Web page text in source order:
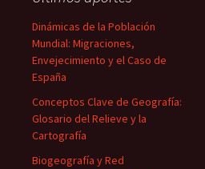
Dinámicas de la Población
Mundial: Migraciones,
Envejecimiento y el Caso de
España
Conceptos Clave de Geografía:
Glosario del Relieve y la
Cartografía
Biogeografía y Red